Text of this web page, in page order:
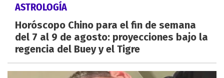
ASTROLOGÍA
Horóscopo Chino para el fin de semana
del 7 al 9 de agosto: proyecciones bajo la
regencia del Buey y el Tigre